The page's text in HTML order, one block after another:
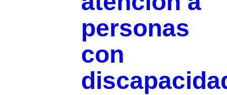
personas
con